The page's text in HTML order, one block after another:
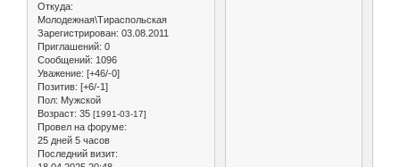
Откуда:
Молодежная\Тираспольская
Зарегистрирован: 03.08.2011
Приглашений: 0
Сообщений: 1096
Уважение: [+46/-0]
Позитив: [+6/-1]
Пол: Мужской
Возраст: 35 [1991-03-17]
Провел на форуме:
25 дней 5 часов
Последний визит: